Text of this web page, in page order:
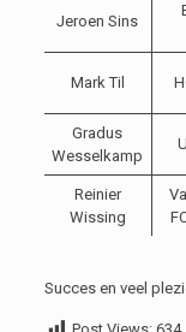
Jeroen Sins
Mark Til
Gradus
Wesselkamp
Reinier
Wissing
Succes en veel